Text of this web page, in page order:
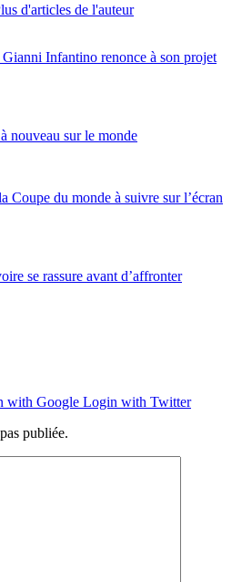
d'articles de l'auteur
Infantino renonce à son projet
nouveau sur le monde
Coupe du monde à suivre sur l’écran
se rassure avant d’affronter
with Google Login with Twitter
publiée.